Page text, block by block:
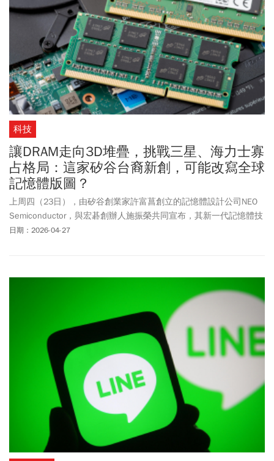
科技
讓DRAM走向3D堆疊，挑戰三星、海力士寡
占格局：這家矽谷台裔新創，可能改寫全球
記憶體版圖？
上周四（23日），由矽谷創業家許富菖創立的記憶體設計公司NEO
Semiconductor，與宏碁創辦人施振榮共同宣布，其新一代記憶體技
術3D X-DRAM™已完成概念驗證（POC），密度與容量是現有DRAM
日期：2026-04-27